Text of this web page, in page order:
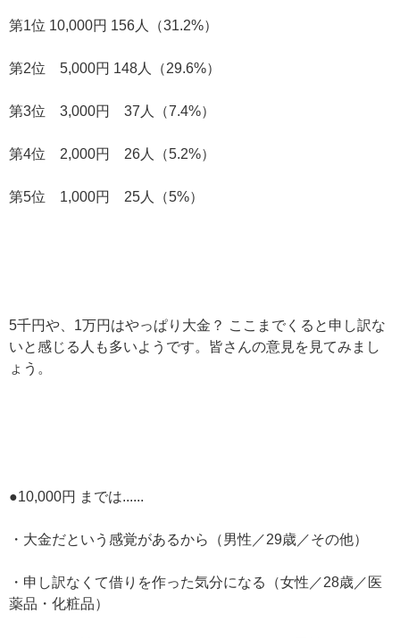
第1位 10,000円 156人（31.2%）
第2位 5,000円 148人（29.6%）
第3位 3,000円 37人（7.4%）
第4位 2,000円 26人（5.2%）
第5位 1,000円 25人（5%）
5千円や、1万円はやっぱり大金？ ここまでくると申し訳な
いと感じる人も多いようです。皆さんの意見を見てみまし
ょう。
●10,000円 までは......
・大金だという感覚があるから（男性／29歳／その他）
・申し訳なくて借りを作った気分になる（女性／28歳／医
薬品・化粧品）